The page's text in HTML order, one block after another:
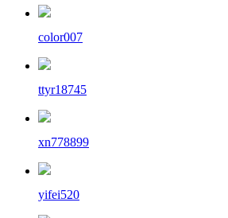
color007
ttyr18745
xn778899
yifei520